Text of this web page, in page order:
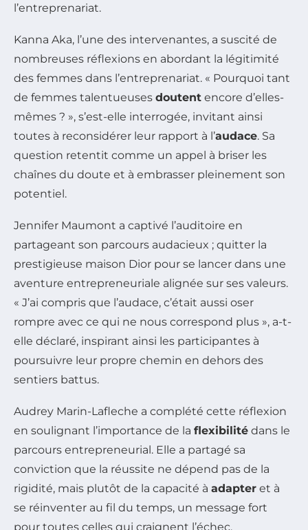
l’entreprenariat.
Kanna Aka, l’une des intervenantes, a suscité de
nombreuses réflexions en abordant la légitimité
des femmes dans l’entreprenariat. « Pourquoi tant
de femmes talentueuses doutent encore d’elles-
mêmes ? », s’est-elle interrogée, invitant ainsi
toutes à reconsidérer leur rapport à l’audace. Sa
question retentit comme un appel à briser les
chaînes du doute et à embrasser pleinement son
potentiel.
Jennifer Maumont a captivé l’auditoire en
partageant son parcours audacieux ; quitter la
prestigieuse maison Dior pour se lancer dans une
aventure entrepreneuriale alignée sur ses valeurs.
« J’ai compris que l’audace, c’était aussi oser
rompre avec ce qui ne nous correspond plus », a-t-
elle déclaré, inspirant ainsi les participantes à
poursuivre leur propre chemin en dehors des
sentiers battus.
Audrey Marin-Lafleche a complété cette réflexion
en soulignant l’importance de la flexibilité dans le
parcours entrepreneurial. Elle a partagé sa
conviction que la réussite ne dépend pas de la
rigidité, mais plutôt de la capacité à adapter et à
se réinventer au fil du temps, un message fort
pour toutes celles qui craignent l’échec.